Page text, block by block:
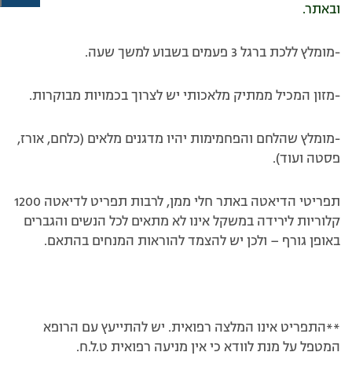
ובאתר.
-מומלץ ללכת ברגל 3 פעמים בשבוע למשך שעה.
-מזון המכיל ממתיק מלאכותי יש לצרוך בכמויות מבוקרות.
-מומלץ שהלחם והפחמימות יהיו מדגנים מלאים (כלחם, אורז,
פסטה ועוד).
תפריטי הדיאטה באתר חלי ממן, לרבות תפריט לדיאטה 1200
קלוריות לירידה במשקל אינו לא מתאים לכל הנשים והגברים
באופן גורף – ולכן יש להצמד להוראות המנחים בהתאם.
**התפריט אינו המלצה רפואית. יש להתייעץ עם הרופא
המטפל על מנת לוודא כי אין מניעה רפואית ט.ל.ח.